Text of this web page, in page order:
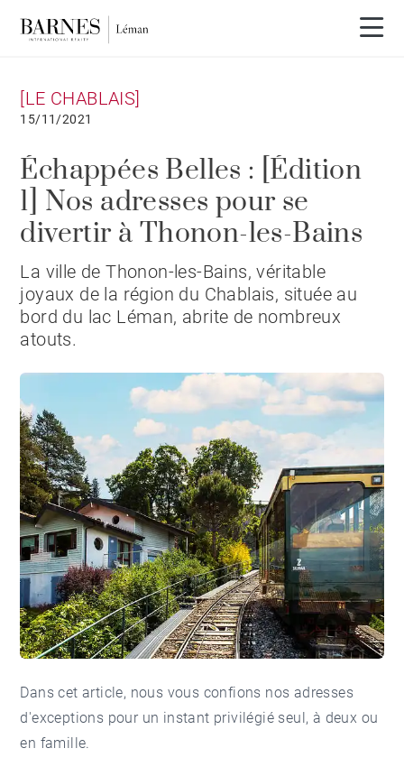
[LE CHABLAIS]
15/11/2021
Échappées Belles : [Édition
1] Nos adresses pour se
divertir à Thonon-les-Bains
La ville de Thonon-les-Bains, véritable
joyaux de la région du Chablais, située au
bord du lac Léman, abrite de nombreux
atouts.
Dans cet article, nous vous confions nos adresses
d'exceptions pour un instant privilégié seul, à deux ou
en famille.